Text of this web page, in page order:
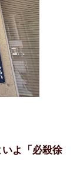
よ「必殺徐